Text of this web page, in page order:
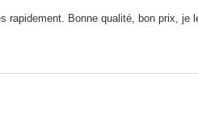
rapidement. Bonne qualité, bon prix, je